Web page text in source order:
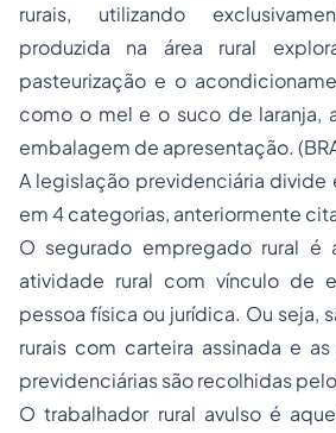
rurais, utilizando
produzida na área rural
pasteurização e o
como o mel e o suco de laranja,
embalagem de apresentação.
A legislação previdenciária divide
em 4 categorias, anteriormente
O segurado empregado rural é
atividade rural com vínculo de
pessoa física ou jurídica. Ou seja,
rurais com carteira assinada e
previdenciárias são recolhidas
O trabalhador rural avulso é